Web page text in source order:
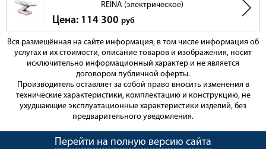
REINA (электрическое)
Цена: 114 300 руб
Вся размещённая на сайте информация, в том числе информация об
услугах и их стоимости, описание товаров и изображения, носит
исключительно информационный характер и не является
договором публичной оферты.
Производитель оставляет за собой право вносить изменения в
технические характеристики, комплектацию и конструкцию, не
ухудшающие эксплуатационные характеристики изделий, без
предварительного уведомления.
Перейти на полную версию сайта